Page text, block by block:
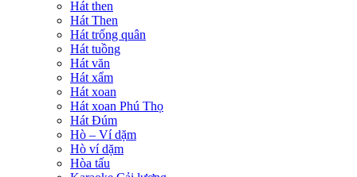
Hát then
Hát Then
Hát trống quân
Hát tuồng
Hát văn
Hát xẩm
Hát xoan
Hát xoan Phú Thọ
Hát Đúm
Hò – Ví dặm
Hò ví dặm
Hòa tấu